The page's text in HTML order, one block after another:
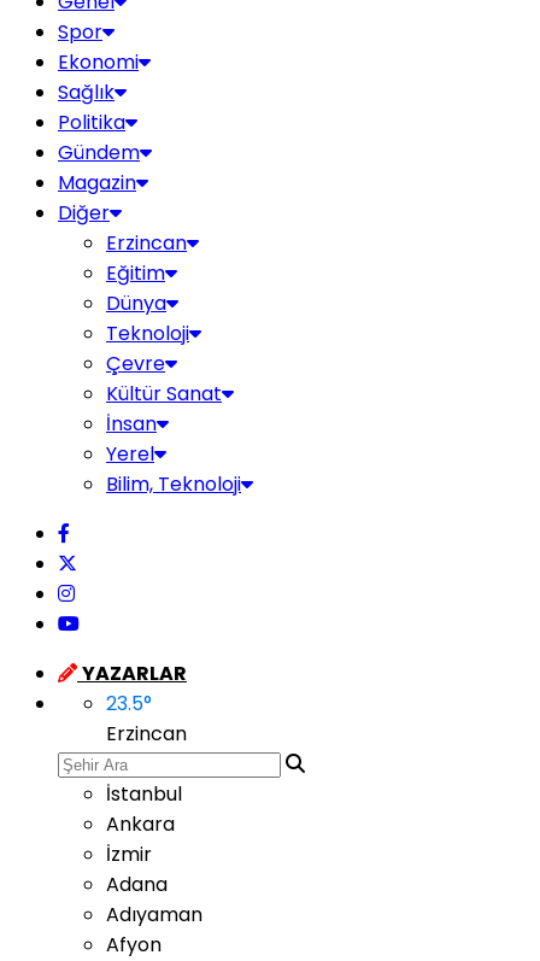
Spor
Ekonomi
Sağlık
Politika
Gündem
Magazin
Diğer
Erzincan
Eğitim
Dünya
Teknoloji
Çevre
Kültür Sanat
İnsan
Yerel
Bilim, Teknoloji
YAZARLAR
23.5°
Erzincan
İstanbul
Ankara
İzmir
Adana
Adıyaman
Afyon